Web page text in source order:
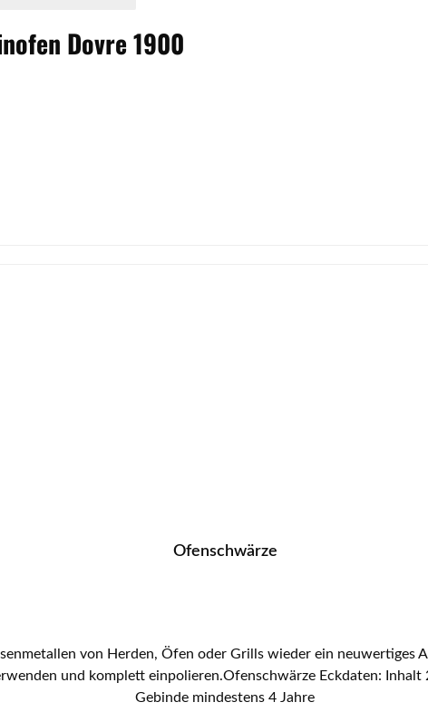
Dovre1900
Ofenschwärze
von Herden, Öfen oder Grills wieder ein neuwertiges
Eckdaten: Inhalt 220 ml Farbe schwarz Haltbarkeit bei geschlossenen
Gebinde mindestens 4 Jahre